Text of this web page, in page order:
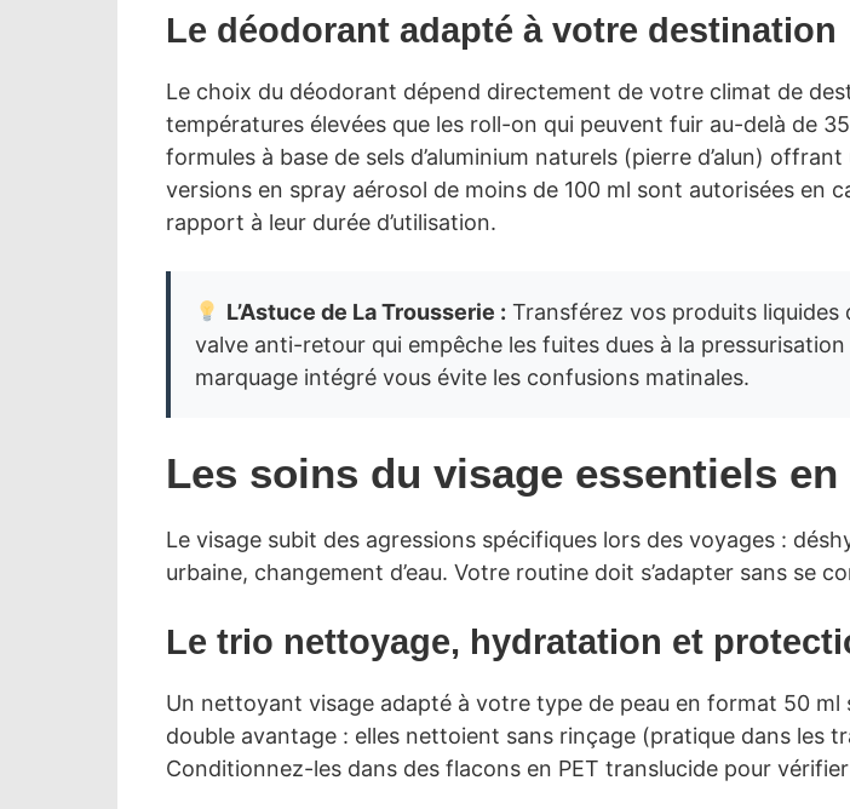
Le déodorant adapté à votre destination
Le choix du déodorant dépend directement de votre climat de
températures élevées que les roll-on qui peuvent fuir au-delà de
formules à base de sels d’aluminium naturels (pierre d’alun)
versions en spray aérosol de moins de 100 ml sont autorisées en
rapport à leur durée d’utilisation.
L’Astuce de La Trousserie : Transférez vos produits liquides
valve anti-retour qui empêche les fuites dues à la
marquage intégré vous évite les confusions matinales.
Les soins du visage essentiels
Le visage subit des agressions spécifiques lors des voyages :
urbaine, changement d’eau. Votre routine doit s’adapter sans se
Le trio nettoyage, hydratation et
Un nettoyant visage adapté à votre type de peau en format 50
double avantage : elles nettoient sans rinçage (pratique dans les
Conditionnez-les dans des flacons en PET translucide pour